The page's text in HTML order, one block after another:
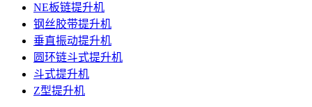
NE板链提升机
钢丝胶带提升机
垂直振动提升机
圆环链斗式提升机
斗式提升机
Z型提升机